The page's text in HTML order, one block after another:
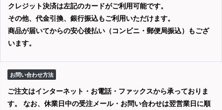
クレジット決済は左記のカードがご利用可能です。
その他、代金引換、銀行振込もご利用いただけます。
商品が届いてからの安心後払い（コンビニ・郵便局振込）もござ
います。
お問い合わせ方法
ご注文はインターネット・お電話・ファックスから承っておりま
す。 なお、休業日中の受注メール・お問い合わせは翌営業日に順